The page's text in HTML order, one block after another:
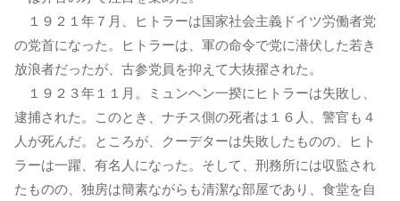
１９２１年７月、ヒトラーは国家社会主義ドイツ労働者党
の党首になった。ヒトラーは、軍の命令で党に潜伏した若き
放浪者だったが、古参党員を抑えて大抜擢された。
１９２３年１１月。ミュンヘン一揆にヒトラーは失敗し、
逮捕された。このとき、ナチス側の死者は１６人、警官も４
人が死んだ。ところが、クーデターは失敗したものの、ヒト
ラーは一躍、有名人になった。そして、刑務所には収監され
たものの、独房は簡素ながらも清潔な部屋であり、食堂を自